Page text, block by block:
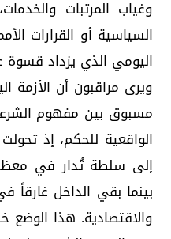
وغياب المرتبات
السياسية أو القرارات
اليومي الذي يزداد قسوة
ويرى مراقبون أن الأزمة
مسبوق بين مفهوم
الواقعية للحكم، إذ
إلى سلطة تُدار في معظم
بينما بقي الداخل غارقاً
والاقتصادية. هذا الوضع